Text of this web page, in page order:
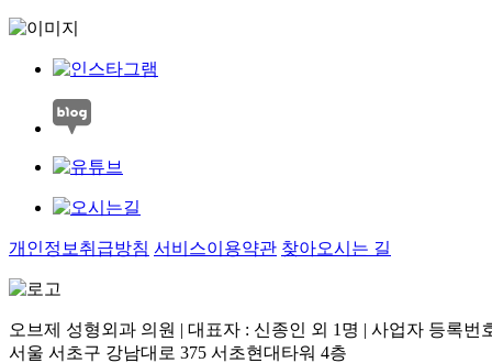
개인정보취급방침 서비스이용약관 찾아오시는 길
오브제 성형외과 의원 | 대표자 : 신종인 외 1명 | 사업자 등록번
서울 서초구 강남대로 375 서초현대타워 4층